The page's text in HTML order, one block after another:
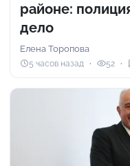
районе:
дело
Елена Торопова
5 часов назад 52